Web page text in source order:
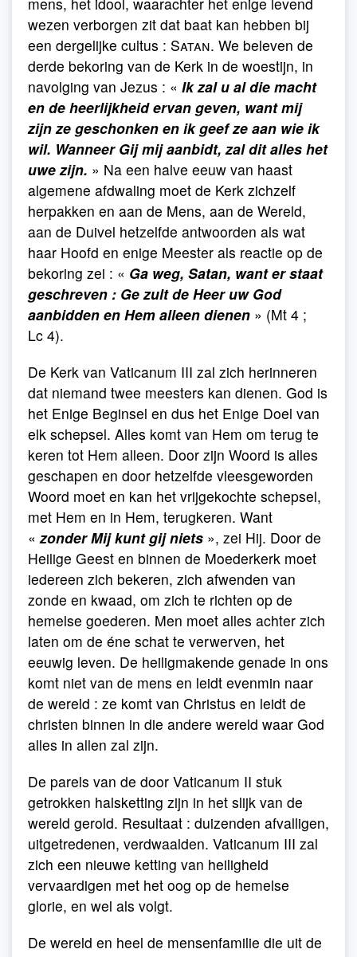
wezen verborgen zit dat baat kan hebben bij
een dergelijke cultus : Satan. We beleven de
derde bekoring van de Kerk in de woestijn, in
navolging van Jezus : « Ik zal u al die macht
en de heerlijkheid ervan geven, want mij
zijn ze geschonken en ik geef ze aan wie ik
wil. Wanneer Gij mij aanbidt, zal dit alles het
uwe zijn. » Na een halve eeuw van haast
algemene afdwaling moet de Kerk zichzelf
herpakken en aan de Mens, aan de Wereld,
aan de Duivel hetzelfde antwoorden als wat
haar Hoofd en enige Meester als reactie op de
bekoring zei : « Ga weg, Satan, want er staat
geschreven : Ge zult de Heer uw God
aanbidden en Hem alleen dienen » (Mt 4 ;
Lc 4).
De Kerk van Vaticanum III zal zich herinneren
dat niemand twee meesters kan dienen. God is
het Enige Beginsel en dus het Enige Doel van
elk schepsel. Alles komt van Hem om terug te
keren tot Hem alleen. Door zijn Woord is alles
geschapen en door hetzelfde vleesgeworden
Woord moet en kan het vrijgekochte schepsel,
met Hem en in Hem, terugkeren. Want
« zonder Mij kunt gij niets », zei Hij. Door de
Heilige Geest en binnen de Moederkerk moet
iedereen zich bekeren, zich afwenden van
zonde en kwaad, om zich te richten op de
hemelse goederen. Men moet alles achter zich
laten om de éne schat te verwerven, het
eeuwig leven. De heiligmakende genade in ons
komt niet van de mens en leidt evenmin naar
de wereld : ze komt van Christus en leidt de
christen binnen in die andere wereld waar God
alles in allen zal zijn.
De parels van de door Vaticanum II stuk
getrokken halsketting zijn in het slijk van de
wereld gerold. Resultaat : duizenden afvalligen,
uitgetredenen, verdwaalden. Vaticanum III zal
zich een nieuwe ketting van heiligheid
vervaardigen met het oog op de hemelse
glorie, en wel als volgt.
De wereld en heel de mensenfamilie die uit de